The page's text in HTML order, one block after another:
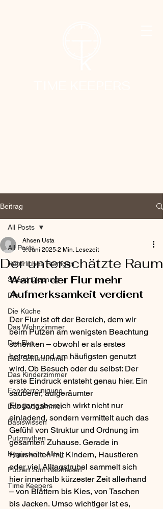
Beitrag
All Posts
Natürliches Reinigen
Speed Cleaning
DIY
Die Küche
Das Wohnzimmer
Der Flur
Das Schlafzimmer
Das Kinderzimmer
Fensterreinigung
Das Badezimmer
Basiswissen
Putzmythen
Hygiene im Alltag
Putzen zum Nachlesen
Time Keepers
All Posts
Der unterschätzte Raum
Ahsen Usta
9. Juni 2025 2 Min. Lesezeit
Warum der Flur mehr
Aufmerksamkeit verdient
Der Flur ist oft der Bereich, dem wir
beim Putzen am wenigsten Beachtung
schenken – obwohl er als erstes
betreten und am häufigsten genutzt
wird. Ob Besuch oder du selbst: Der
erste Eindruck entsteht genau hier. Ein
sauberer, aufgeräumter
Eingangsbereich wirkt nicht nur
einladend, sondern vermittelt auch das
Gefühl von Struktur und Ordnung im
gesamten Zuhause. Gerade in
Haushalten mit Kindern, Haustieren
oder viel Alltagstrubel sammelt sich
hier innerhalb kürzester Zeit allerhand
– von Blättern bis Kies, von Taschen
bis Jacken. Umso wichtiger ist es,